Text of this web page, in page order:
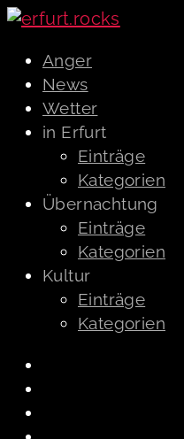
Anger
News
Wetter
in Erfurt
Einträge
Kategorien
Übernachtung
Einträge
Kategorien
Kultur
Einträge
Kategorien